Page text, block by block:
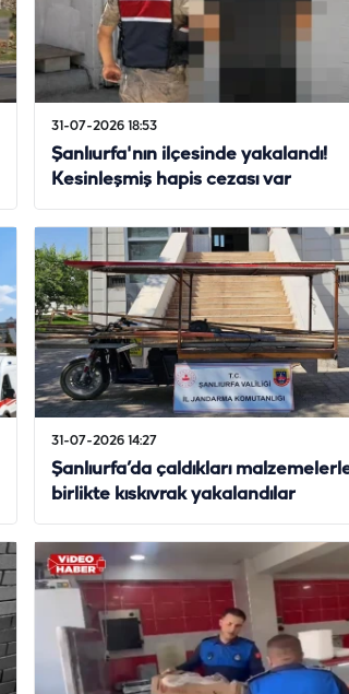
31-07-2026 18:53
Şanlıurfa'nın ilçesinde yakalandı!
Kesinleşmiş hapis cezası var
31-07-2026 14:27
Şanlıurfa’da çaldıkları
birlikte kıskıvrak yakalandılar